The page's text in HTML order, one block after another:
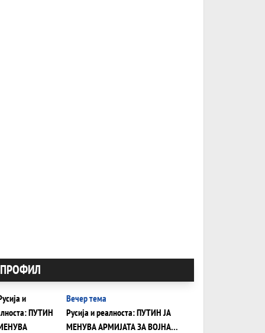
ПРОФИЛ
Вечер тема
Русија и реалноста: ПУТИН ЈА
МЕНУВА АРМИЈАТА ЗА ВОЈНА